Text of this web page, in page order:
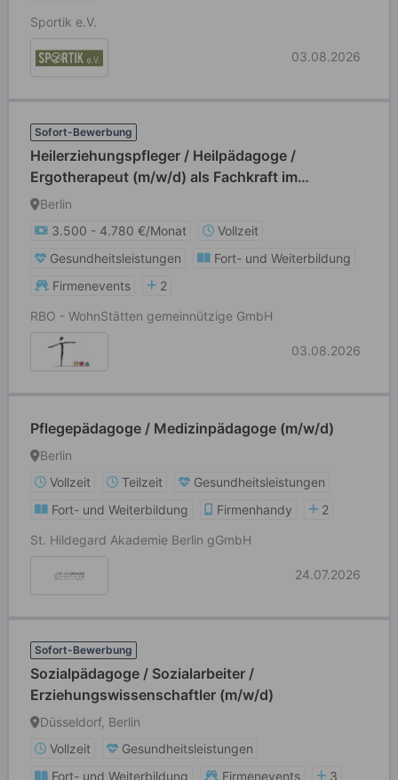
Sportik e.V.
03.08.2026
Sofort-Bewerbung
Heilerziehungspfleger / Heilpädagoge /
Ergotherapeut (m/w/d) als Fachkraft im
Beschäftigungs- und Förderbereich (BFB)
Berlin
3.500 - 4.780 €/Monat
Vollzeit
Gesundheitsleistungen
Fort- und Weiterbildung
Firmenevents
2
RBO - WohnStätten gemeinnützige GmbH
03.08.2026
Pflegepädagoge / Medizinpädagoge (m/w/d)
Berlin
Vollzeit
Teilzeit
Gesundheitsleistungen
Fort- und Weiterbildung
Firmenhandy
2
St. Hildegard Akademie Berlin gGmbH
24.07.2026
Sofort-Bewerbung
Sozialpädagoge / Sozialarbeiter /
Erziehungswissenschaftler (m/w/d)
Düsseldorf, Berlin
Vollzeit
Gesundheitsleistungen
Fort- und Weiterbildung
Firmenevents 3